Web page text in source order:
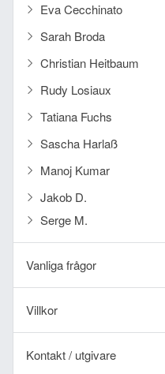
Eva Cecchinato
Sarah Broda
Christian Heitbaum
Rudy Losiaux
Tatiana Fuchs
Sascha Harlaß
Manoj Kumar
Jakob D.
Serge M.
Vanliga frågor
Villkor
Kontakt / utgivare